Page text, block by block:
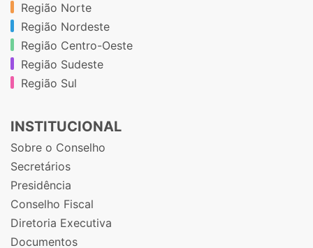
Região Norte
Região Nordeste
Região Centro-Oeste
Região Sudeste
Região Sul
INSTITUCIONAL
Sobre o Conselho
Secretários
Presidência
Conselho Fiscal
Diretoria Executiva
Documentos